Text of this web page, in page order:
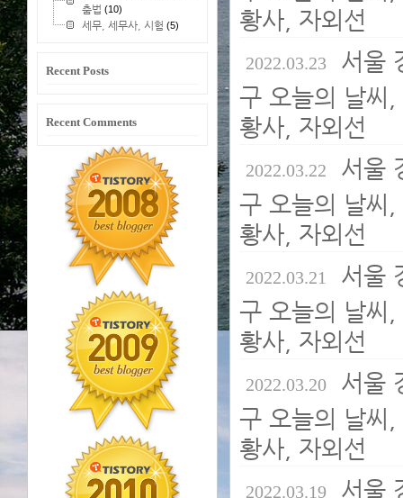
춤법 (10)
세무, 세무사, 시험 (5)
Recent Posts
Recent Comments
황사, 자외선
2022.03.23 서울
구 오늘의 날씨
황사, 자외선
2022.03.22 서울
구 오늘의 날씨
황사, 자외선
2022.03.21 서울
구 오늘의 날씨
황사, 자외선
2022.03.20 서울
구 오늘의 날씨
황사, 자외선
2022.03.19 서울